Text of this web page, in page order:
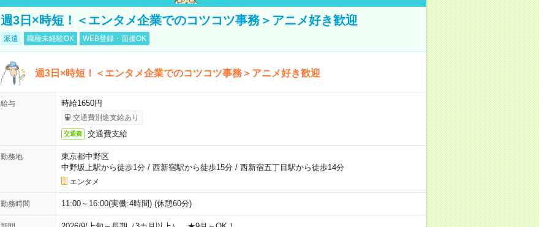
週3日×時短！＜エンタメ企業でのコツコツ事務＞アニメ好き歓迎
派遣 職種未経験OK WEB登録・面接OK
週3日×時短！＜エンタメ企業でのコツコツ事務＞アニメ好き歓迎
給与 時給1650円
交通費別途支給あり
交通費 交通費支給
勤務地
東京都中野区
中野坂上駅から徒歩1分/ 西新宿駅から徒歩15分/ 西新宿五丁目駅から徒歩14分
エンタメ
勤務時間 11:00～16:00(実働:4時間) (休憩60分)